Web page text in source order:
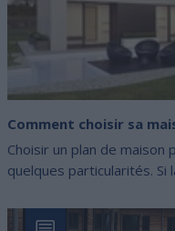
Comment choisir sa
Choisir un plan de maison
quelques particularités. Si